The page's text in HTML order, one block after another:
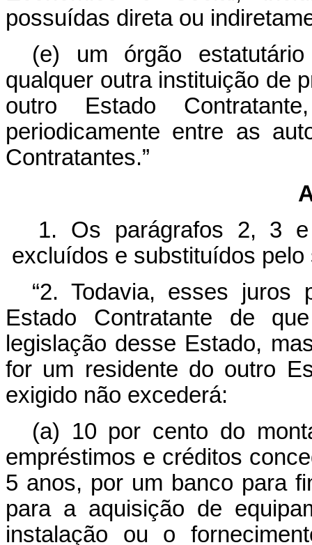
possuídas direta ou
(e) um órgão
qualquer outra instituição de
outro Estado
periodicamente entre as
Contratantes.”
1. Os parágrafos 2, 3
excluídos e substituídos pelo
“2. Todavia, esses juros
Estado Contratante de
legislação desse Estado,
for um residente do outro
exigido não excederá:
(a) 10 por cento do
empréstimos e créditos
5 anos, por um banco para
para a aquisição de
instalação ou o